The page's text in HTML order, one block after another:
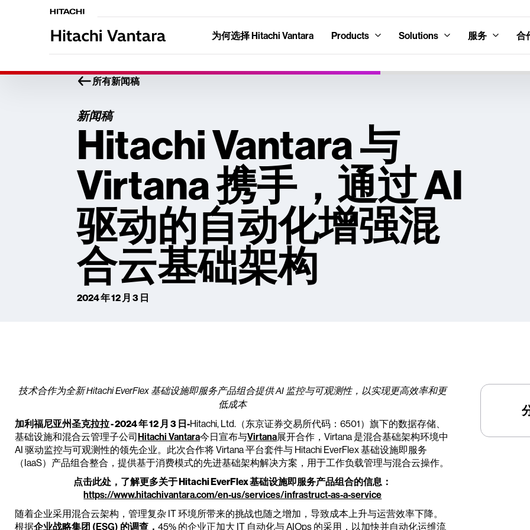
为何选择 Hitachi Vantara Products Solutions 服务 合
所有新闻稿
新闻稿
Hitachi Vantara 与
Virtana 携手，通过 AI
驱动的自动化增强混
合云基础架构
2024 年 12 月 3 日
技术合作为全新 Hitachi EverFlex 基础设施即服务产品组合提供 AI 监控与可观测性，以实现更高效率和更
低成本
加利福尼亚州圣克拉拉 - 2024 年 12 月 3 日-Hitachi, Ltd.（东京证券交易所代码：6501）旗下的数据存储、
基础设施和混合云管理子公司Hitachi Vantara今日宣布与Virtana展开合作，Virtana 是混合基础架构环境中
AI 驱动监控与可观测性的领先企业。此次合作将 Virtana 平台套件与 Hitachi EverFlex 基础设施即服务
（IaaS）产品组合整合，提供基于消费模式的先进基础架构解决方案，用于工作负载管理与混合云操作。
点击此处，了解更多关于 Hitachi EverFlex 基础设施即服务产品组合的信息：
https://www.hitachivantara.com/en-us/services/infrastruct-as-a-service
随着企业采用混合云架构，管理复杂 IT 环境所带来的挑战也随之增加，导致成本上升与运营效率下降。
根据企业战略集团 (ESG) 的调查， 45% 的企业正加大 IT 自动化与 AIOps 的采用，以加快并自动化运维流